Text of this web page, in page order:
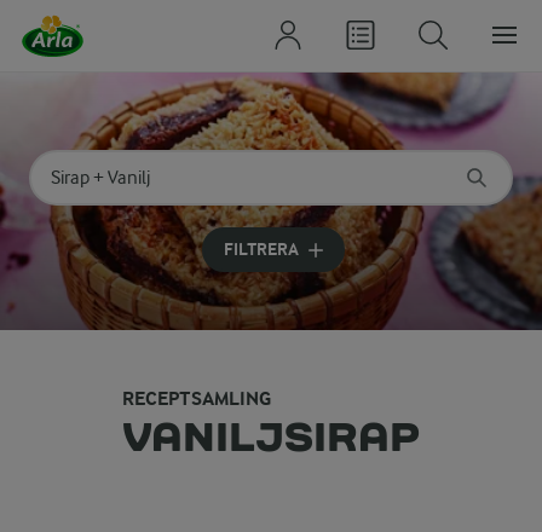
Sök på kategori eller ingrediens
Skriv in sökord för att få förslag
FILTRERA
RECEPTSAMLING
VANILJSIRAP